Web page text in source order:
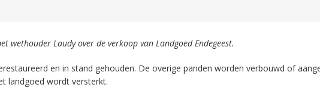
wethouder Laudy over de verkoop van Landgoed Endegeest.
en in stand gehouden. De overige panden worden verbouwd of
landgoed wordt versterkt.